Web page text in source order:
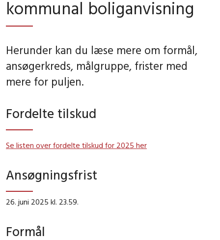
kommunal boliganvisning
Herunder kan du læse mere om formål,
ansøgerkreds, målgruppe, frister med
mere for puljen.
Fordelte tilskud
Se listen over fordelte tilskud for 2025 her
Ansøgningsfrist
26. juni 2025 kl. 23.59.
Formål